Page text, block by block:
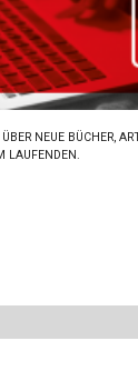
NEUE BÜCHER,
LAUFENDEN.